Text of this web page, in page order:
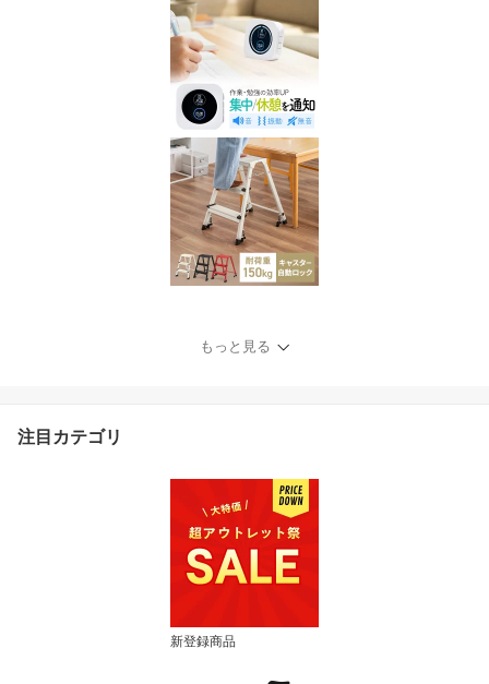
もっと見る
注目カテゴリ
新登録商品